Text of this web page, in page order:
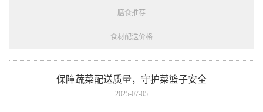
膳食推荐
食材配送价格
保障蔬菜配送质量，守护菜篮子安全
2025-07-05